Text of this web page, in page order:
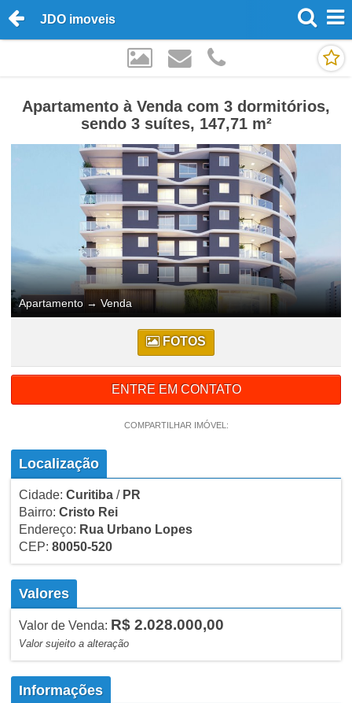
JDO imoveis
Apartamento à Venda com 3 dormitórios,
sendo 3 suítes, 147,71 m²
Apartamento → Venda
FOTOS
ENTRE EM CONTATO
COMPARTILHAR IMÓVEL:
Localização
Cidade: Curitiba/ PR
Bairro: Cristo Rei
Endereço: Rua Urbano Lopes
CEP: 80050-520
Valores
Valor de Venda: R$ 2.028.000,00
Valor sujeito a alteração
Informações